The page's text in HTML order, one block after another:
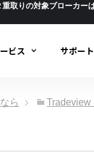
取りの対象ブローカー
ビス サポート
ら
Tradeview